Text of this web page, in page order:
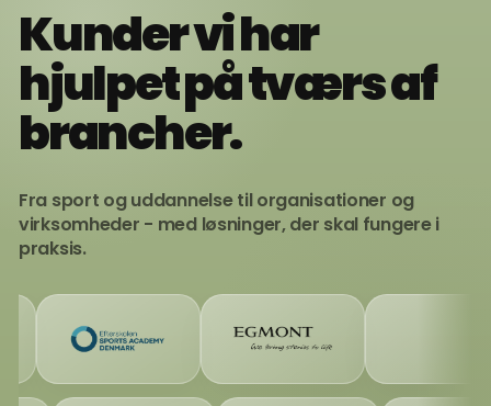
Kunder vi har
hjulpet på tværs af
brancher.
Fra sport og uddannelse til organisationer og
virksomheder - med løsninger, der skal fungere i
praksis.